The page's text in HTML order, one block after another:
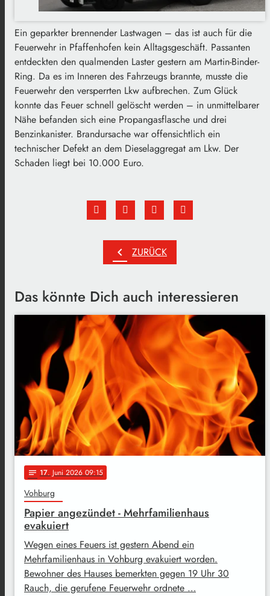
Ein geparkter brennender Lastwagen – das ist auch für die
Feuerwehr in Pfaffenhofen kein Alltagsgeschäft. Passanten
entdeckten den qualmenden Laster gestern am Martin-Binder-
Ring. Da es im Inneren des Fahrzeugs brannte, musste die
Feuerwehr den versperrten Lkw aufbrechen. Zum Glück
konnte das Feuer schnell gelöscht werden – in unmittelbarer
Nähe befanden sich eine Propangasflasche und drei
Benzinkanister. Brandursache war offensichtlich ein
technischer Defekt an dem Dieselaggregat am Lkw. Der
Schaden liegt bei 10.000 Euro.
chevron_left ZURÜCK
Das könnte Dich auch interessieren
notes 17. Juni 2026 09:15
Vohburg
Papier angezündet - Mehrfamilienhaus
evakuiert
Wegen eines Feuers ist gestern Abend ein
Mehrfamilienhaus in Vohburg evakuiert worden.
Bewohner des Hauses bemerkten gegen 19 Uhr 30
Rauch, die gerufene Feuerwehr ordnete …